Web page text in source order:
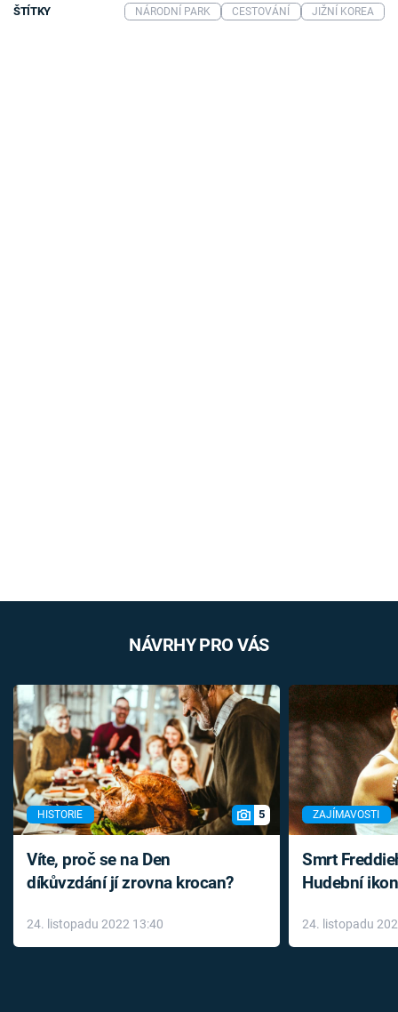
ŠTÍTKY NÁRODNÍ PARK CESTOVÁNÍ JIŽNÍ KOREA
NÁVRHY PRO VÁS
HISTORIE 5
Víte, proč se na Den
díkůvzdání jí zrovna krocan?
24. listopadu 2022 13:40
ZAJÍMAVOSTI
Smrt
Hudební
léky
24. listopadu